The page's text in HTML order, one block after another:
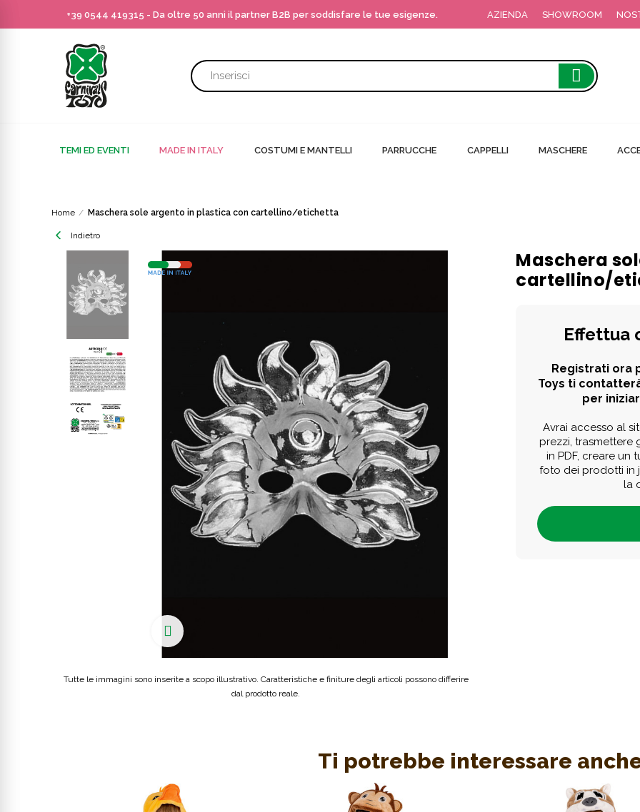
+39 0544 419315 - Da oltre 50 anni il partner B2B per soddisfare le tue esigenze. AZIENDA SHOWROOM
TEMI ED EVENTI MADE IN ITALY COSTUMI E MANTELLI PARRUCCHE CAPPELLI MASCHERE
Home Maschera sole argento in plastica con cartellino/etichetta
Indietro
Tutte le immagini sono inserite a scopo illustrativo. Caratteristiche e finiture degli articoli possono differire
dal prodotto reale.
Maschera
cartellino/
Effettua
Registrati ora
Toys ti
per
Avrai accesso al
prezzi, trasmettere
in PDF, creare un
foto dei prodotti in
la
Ti potrebbe interessare